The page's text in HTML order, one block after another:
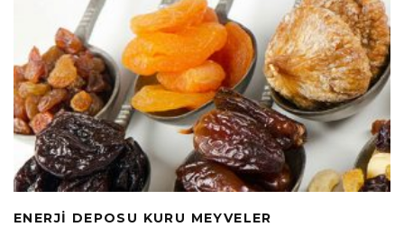
ENERJI DEPOSU KURU MEYVELER